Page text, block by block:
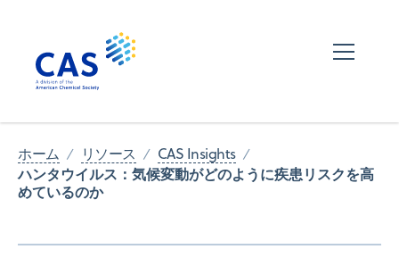
ホーム リソース CAS Insights
ハンタウイルス：気候変動がどのように疾患リスクを高
めているのか